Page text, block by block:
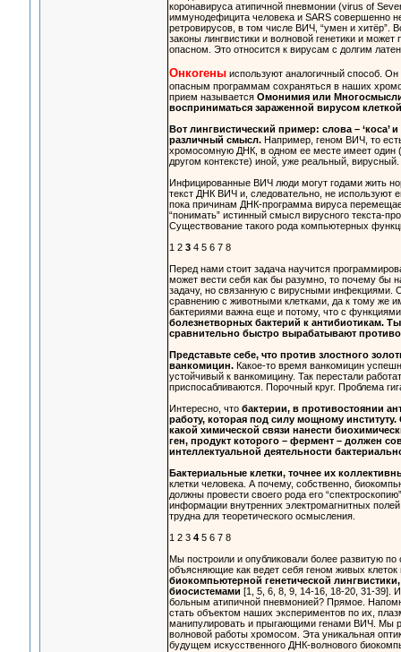
коронавируса атипичной пневмонии (virus of
иммунодефицита человека и SARS совершенно
ретровирусов, в том числе ВИЧ, “умен и хитёр”.
законы лингвистики и волновой генетики и
опасном. Это относится к вирусам с долгим
Онкогеныиспользуют аналогичный способ.
опасным программам сохраняться в наших
прием называется Омонимия или
восприниматься зараженной вирусом
Вот лингвистический пример: слова – ‘коса’
различный смысл.Например, геном ВИЧ, то
хромосомную ДНК, в одном ее месте имеет один
другом контексте) иной, уже реальный, вирусный.
Инфицированные ВИЧ люди могут годами жить
текст ДНК ВИЧ и, следовательно, не используют
пока причинам ДНК-программа вируса
“понимать” истинный смысл вирусного текста-
Существование такого рода компьютерных
1 2 34 5 6 7 8
Перед нами стоит задача научится
может вести себя как бы разумно, то почему бы
задачу, но связанную с вирусными инфекциями.
сравнению с животными клетками, да к тому же
бактериями важна еще и потому, что с
болезнетворных бактерий к антибиотикам.
сравнительно быстро вырабатывают
Представьте себе, что против злостного
ванкомицин.Какое-то время ванкомицин
устойчивый к ванкомицину. Так перестали
приспосабливаются. Порочный круг. Проблема
Интересно, что бактерии, в противостоянии
работу, которая под силу мощному
какой химической связи нанести
ген, продукт которого – фермент – должен
интеллектуальной деятельности
Бактериальные клетки, точнее их
клетки человека. А почему, собственно,
должны провести своего рода его
информации внутренних электромагнитных
трудна для теоретического осмысления.
1 2 3 45 6 7 8
Мы построили и опубликовали более развитую
объясняющие как ведет себя геном живых клеток
биокомпьютерной генетической
биосистемами [1, 5, 6, 8, 9, 14-16, 18-20, 31-39].
больным атипичной пневмонией? Прямое.
стать объектом наших экспериментов по их,
манипулировать и прыгающими генами ВИЧ. Мы
волновой работы хромосом. Эта уникальная
будущем искусственного ДНК-волнового